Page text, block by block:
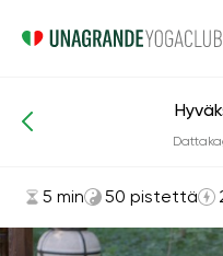
Asanat ja harjoitukset
5 min 50 pistettä